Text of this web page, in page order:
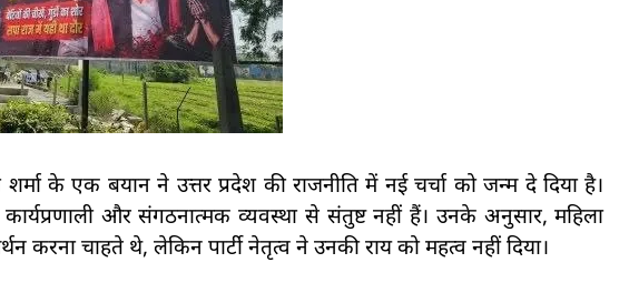
के एक बयान ने उत्तर प्रदेश की राजनीति में नई चर्चा को जन्म दे दिया है।
कार्यप्रणाली और संगठनात्मक व्यवस्था से संतुष्ट नहीं हैं। उनके अनुसार, महिला
चाहते थे, लेकिन पार्टी नेतृत्व ने उनकी राय को महत्व नहीं दिया।